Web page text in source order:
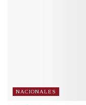
NACIONALES